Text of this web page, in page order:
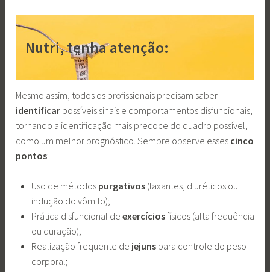
Nutri, tenha atenção:
Mesmo assim, todos os profissionais precisam saber
identificar possíveis sinais e comportamentos disfuncionais,
tornando a identificação mais precoce do quadro possível,
como um melhor prognóstico. Sempre observe esses cinco
pontos:
Uso de métodos purgativos(laxantes, diuréticos ou
indução do vômito);
Prática disfuncional de exercíciosfísicos (alta frequência
ou duração);
Realização frequente de jejunspara controle do peso
corporal;